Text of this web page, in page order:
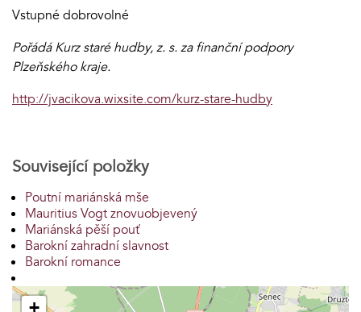
Vstupné dobrovolné
Pořádá Kurz staré hudby, z. s. za finanční podpory
Plzeňského kraje.
http://jvacikova.wixsite.com/kurz-stare-hudby
Související položky
Poutní mariánská mše
Mauritius Vogt znovuobjevený
Mariánská pěší pouť
Barokní zahradní slavnost
Barokní romance
+